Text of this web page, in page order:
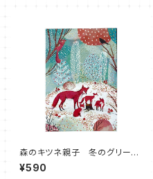
森のキツネ親子 冬のグリーテ
ィングカード クリスマス Ro
ger la Borde 英国
¥590